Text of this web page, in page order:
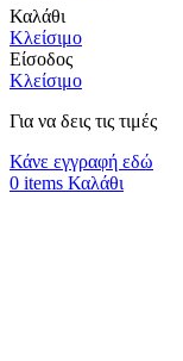
Καλάθι
Κλείσιμο
Είσοδος
Κλείσιμο
Για να δεις τις τιμές
Κάνε εγγραφή εδώ
0 items Καλάθι